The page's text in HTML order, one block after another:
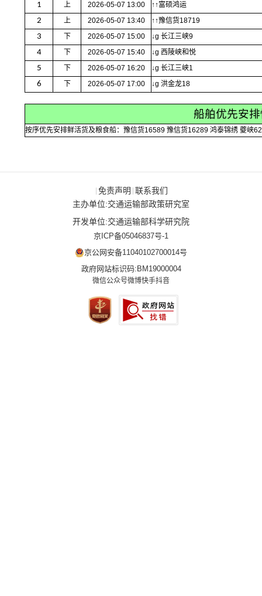
1 上 2026-05-07 13:00 ↑↑富硕鸿运
2 上 2026-05-07 13:40 ↑↑豫信货18719
3 下 2026-05-07 15:00 ↓g 长江三峡9
4 下 2026-05-07 15:40 ↓g 西陵峡和悦
5 下 2026-05-07 16:20 ↓g 长江三峡1
6 下 2026-05-07 17:00 ↓g 洪金龙18
船舶优先安
按序优先安排鲜活货及粮食船：豫信货16589 豫信货16289 鸿泰锦绣 夔峡
| 免责声明 | 联系我们
主办单位:交通运输部政策研究室
开发单位:交通运输部科学研究院
京ICP备05046837号-1
京公网安备11040102700014号
政府网站标识码:BM19000004
微信公众号微博快手抖音